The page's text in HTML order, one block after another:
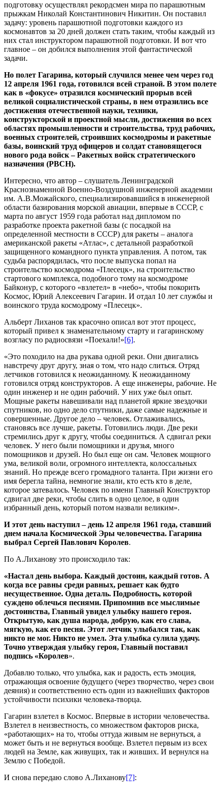
подготовку осуществлял рекордсмен мира по парашютным
прыжкам Николай Константинович Никитин. Он поставил
задачу: уровень парашютной подготовки каждого из
космонавтов за 20 дней должен стать таким, чтобы каждый из
них стал инструктором парашютной подготовки. И вот что
главное – он добился выполнения этой фантастической
задачи.
Но полет Гагарина, который случился менее чем через год
12 апреля 1961 года, готовился всей страной. В этом полете
как в «фокусе» отразился космический прорыв всей
великой социалистической страны, в нем отразились все
достижения отечественной науки, техники,
конструкторской и проектной мысли, достижения во всех
областях промышленности и строительства, труд рабочих,
военных строителей, строивших космодромы и ракетные
базы, воинский труд офицеров и солдат становящегося
нового рода войск – Ракетных войск стратегического
назначения (РВСН).
Интересно, что автор – слушатель Ленинградской
Краснознаменной Военно-Воздушной инженерной академии
им. А.В.Можайского, специализировавшийся в инженерной
области базирования морской авиации, впервые в СССР, с
марта по август 1959 года работал над дипломом по
разработке проекта ракетной базы (с посадкой на
определенной местности в СССР) для ракеты – аналога
американской ракеты «Атлас», с детальной разработкой
защищенного командного пункта управления. А потом, так
судьба распорядилась, что после выпуска попал на
строительство космодрома «Плесецк», на строительство
стартового комплекса, подобного тому на космодроме
Байконур, с которого «взлетел» в «небо», чтобы покорить
Космос, Юрий Алексеевич Гагарин. И отдал 10 лет службы и
воинского труда космодрому «Плесецк».
Альберт Лиханов так красочно описал вот этот процесс,
который привел к знаменательному старту и гагаринскому
возгласу по радиосвязи «Поехали!»[6].
«Это походило на два рукава одной реки. Они двигались
навстречу друг другу, зная о том, что надо слиться. Отряд
летчиков готовился к неожиданному. К неожиданному
готовился отряд конструкторов. А еще инженеры, рабочие. Не
один инженер и не один рабочий. У них уже был опыт.
Мощные ракеты навешивали над планетой яркие звездочки
спутников, но одно дело спутники, даже самые надежные и
совершенные. Другое дело – человек. Отлаживались,
становясь все лучше, ракеты. Готовились люди. Две реки
стремились друг к другу, чтобы соединиться. А сдвигал реки
человек. У него были помощники и друзья, много
помощников и друзей. Но был еще он сам. Человек мощного
ума, великой воли, огромного интеллекта, колоссальных
знаний. Но прежде всего громадного таланта. При жизни его
имя берегла тайна, немногие знали, кто есть кто в деле,
которое затевалось. Человек по имени Главный Конструктор
сдвигал две реки, чтобы слить в одно целое, в один
избранный день, который потом назвали великим».
И этот день наступил – день 12 апреля 1961 года, ставший
днем начала Космической Эры человечества. Гагарина
выбрал Сергей Павлович Королев.
По А.Лиханову это происходило так:
«Настал день выбора. Каждый достоин, каждый готов. А
когда все равны среди равных, решает как будто
несущественное. Одна деталь. Подробность, которой
суждено облечься песнями. Припомнив все мыслимые
достоинства, Главный увидел улыбку нашего героя.
Открытую, как душа народа, добрую, как его слава,
мягкую, как его песня. Этот летчик улыбался так, как
никто не мог. Никто не умел. Эта улыбка сулила удачу.
Точно утверждая улыбку героя, Главный поставил
подпись «Королев».
Добавлю только, что улыбка, как и радость, есть эмоция,
отражающая освоение будущего (через творчество, через свои
деяния) и соответственно есть один из важнейших факторов
устойчивости психики человека-творца.
Гагарин взлетел в Космос. Впервые в истории человечества.
Взлетел в неизвестность, со множеством факторов риска,
«работающих» на то, чтобы оттуда живым не вернуться, а
может быть и не вернуться вообще. Взлетел первым из всех
людей на Земле, как живущих, так и живших. И вернулся на
Землю с Победой.
И снова передаю слово А.Лиханову[7]: